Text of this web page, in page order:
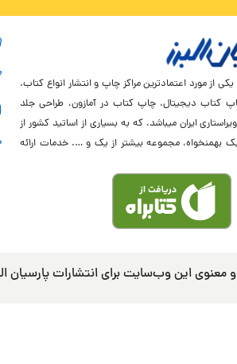
یکی از مورد اعتمادترین مراکز چاپ و انتشار انواع کتاب،
کتاب دیجیتال، چاپ کتاب در آمازون، طراحی جلد
ایران میباشد، که به بسیاری از اساتید کشور از
بهمنخواه، مجموعه بیشتر از یک و …. خدمات ارائه
این وب‌سایت برای انتشارات پارسیان